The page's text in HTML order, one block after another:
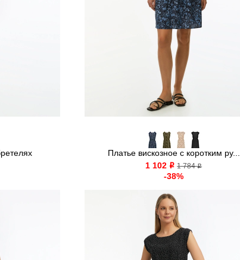
Платье вискозное с коротким ру...
1 102 o 1 784o
-38%